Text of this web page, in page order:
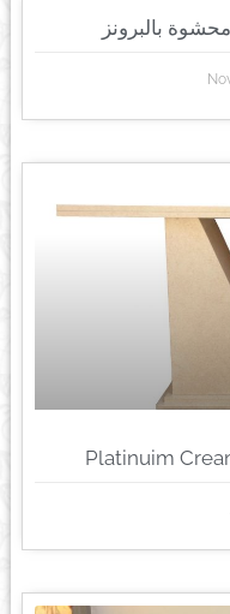
بالبرونز
Platinuim